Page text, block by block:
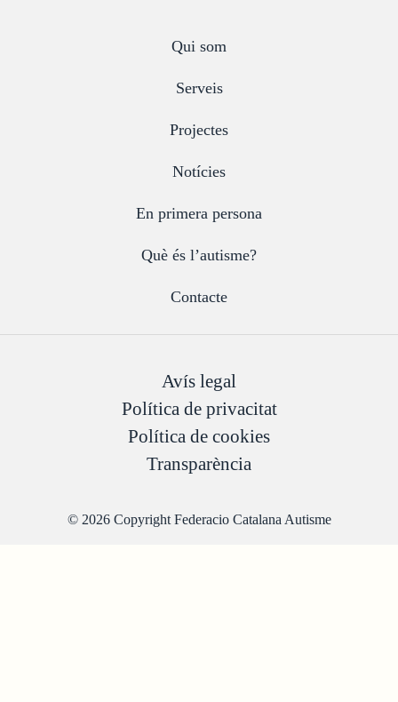
Qui som
Serveis
Projectes
Notícies
En primera persona
Què és l’autisme?
Contacte
Avís legal
Política de privacitat
Política de cookies
Transparència
© 2026 Copyright Federacio Catalana Autisme